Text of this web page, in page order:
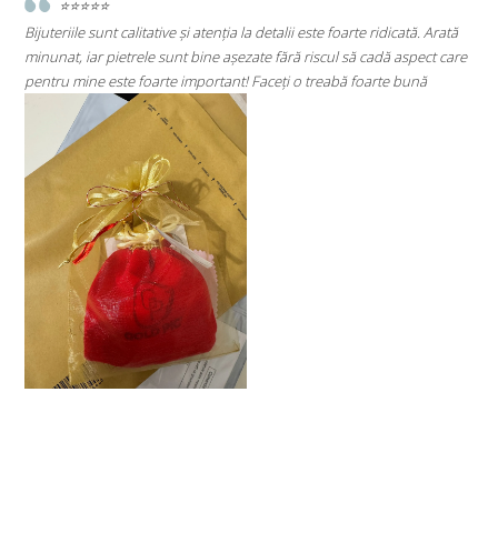
este foarte ridicată. Arată
riscul să cadă aspect care
o treabă foarte bună
⭐⭐⭐⭐⭐
Super mulțumită!! Sunt superbi cerceii!!!